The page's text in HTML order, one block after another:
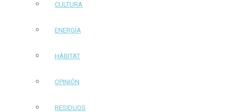
CULTURA
ENERGÍA
HÁBITAT
OPINIÓN
RESIDUOS